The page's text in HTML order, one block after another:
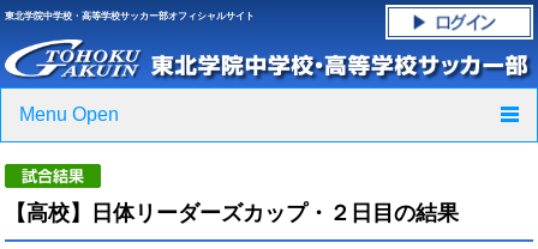
東北学院中学校・高等学校サッカー部オフィシャルサイト
Menu Open
ニュース
【高校】日体リーダーズカップ・２日目の結果